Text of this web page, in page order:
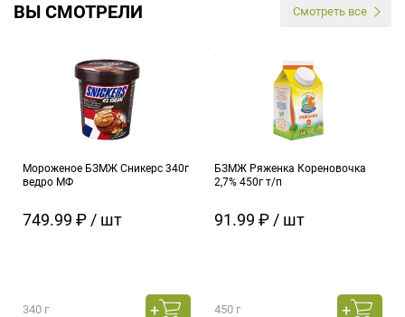
ВЫ СМОТРЕЛИ Смотреть все
Мороженое БЗМЖ Сникерс 340г
ведро МФ
749.99 ₽ / шт
340 г
БЗМЖ Ряженка Кореновочка
2,7% 450г т/п
91.99 ₽ / шт
450 г